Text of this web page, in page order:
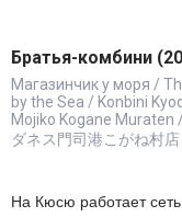
Братья-комбини
Магазинчик у моря /
by the Sea / Konbini
Mojiko Kogane Muraten
ダネス門司港こがね村店
На Кюсю работает сеть